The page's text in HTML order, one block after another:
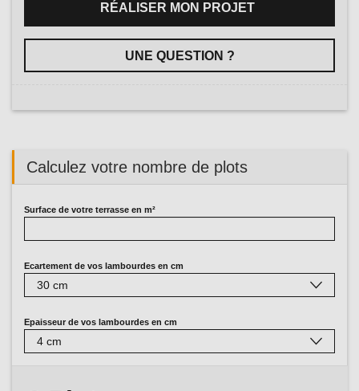
RÉALISER MON PROJET
UNE QUESTION ?
Calculez votre nombre de plots
Surface de votre terrasse en m²
Ecartement de vos lambourdes en cm
Epaisseur de vos lambourdes en cm